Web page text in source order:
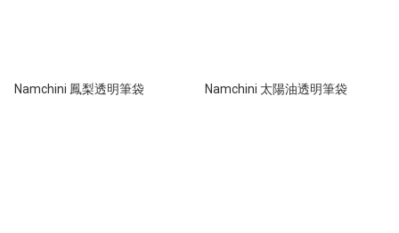
Namchini 鳳梨透明筆袋 Namchini 太陽油透明筆袋